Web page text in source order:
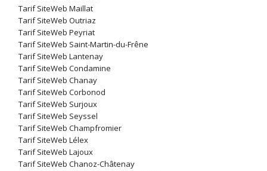
Tarif SiteWeb Maillat
Tarif SiteWeb Outriaz
Tarif SiteWeb Peyriat
Tarif SiteWeb Saint-Martin-du-Frêne
Tarif SiteWeb Lantenay
Tarif SiteWeb Condamine
Tarif SiteWeb Chanay
Tarif SiteWeb Corbonod
Tarif SiteWeb Surjoux
Tarif SiteWeb Seyssel
Tarif SiteWeb Champfromier
Tarif SiteWeb Lélex
Tarif SiteWeb Lajoux
Tarif SiteWeb Chanoz-Châtenay